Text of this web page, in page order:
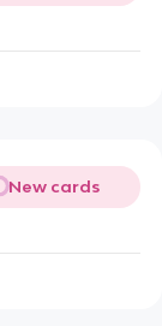
New cards